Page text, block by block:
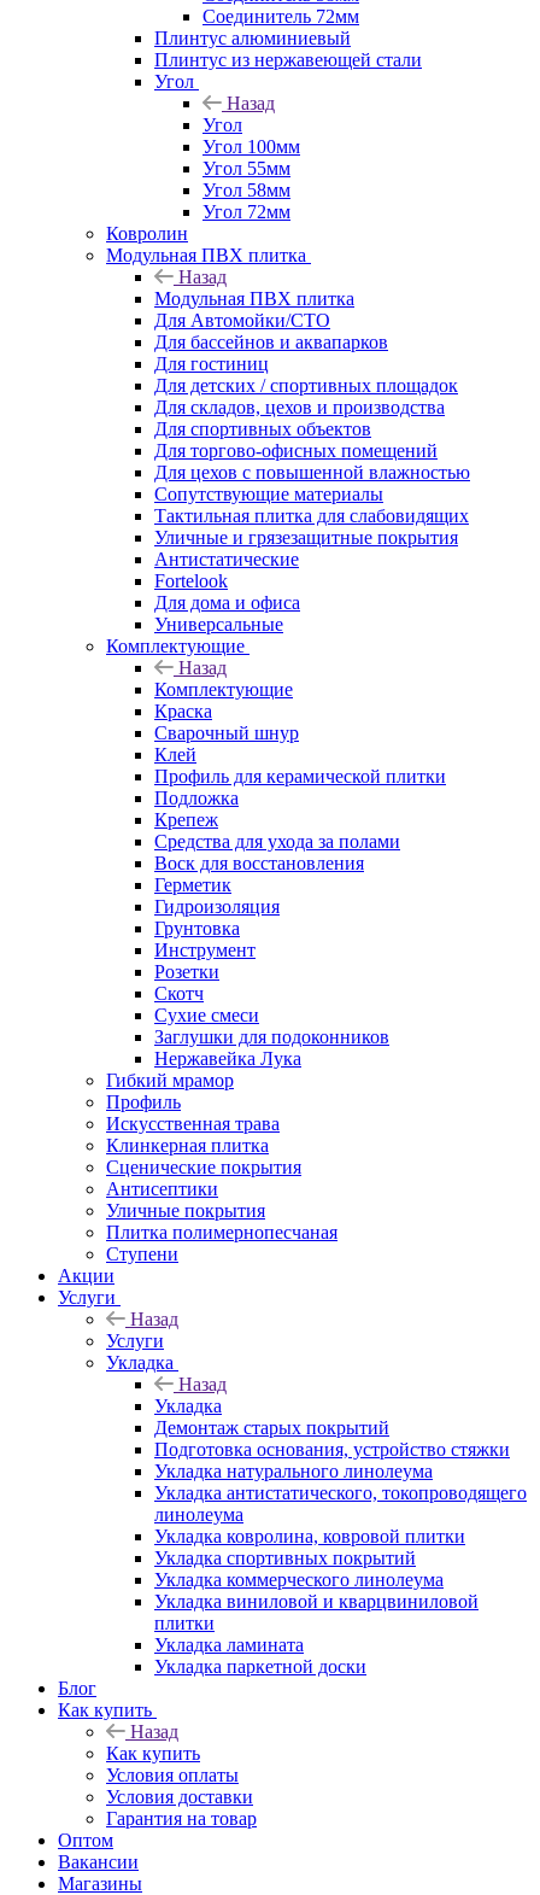
Соединитель 72мм
Плинтус алюминиевый
Плинтус из нержавеющей стали
Угол
Назад
Угол
Угол 100мм
Угол 55мм
Угол 58мм
Угол 72мм
Ковролин
Модульная ПВХ плитка
Назад
Модульная ПВХ плитка
Для Автомойки/СТО
Для бассейнов и аквапарков
Для гостиниц
Для детских / спортивных площадок
Для складов, цехов и производства
Для спортивных объектов
Для торгово-офисных помещений
Для цехов с повышенной влажностью
Сопутствующие материалы
Тактильная плитка для слабовидящих
Уличные и грязезащитные покрытия
Антистатические
Fortelook
Для дома и офиса
Универсальные
Комплектующие
Назад
Комплектующие
Краска
Сварочный шнур
Клей
Профиль для керамической плитки
Подложка
Крепеж
Средства для ухода за полами
Воск для восстановления
Герметик
Гидроизоляция
Грунтовка
Инструмент
Розетки
Скотч
Сухие смеси
Заглушки для подоконников
Нержавейка Лука
Гибкий мрамор
Профиль
Искусственная трава
Клинкерная плитка
Сценические покрытия
Антисептики
Уличные покрытия
Плитка полимернопесчаная
Ступени
Акции
Услуги
Назад
Услуги
Укладка
Назад
Укладка
Демонтаж старых покрытий
Подготовка основания, устройство стяжки
Укладка натурального линолеума
Укладка антистатического, токопроводящего
линолеума
Укладка ковролина, ковровой плитки
Укладка спортивных покрытий
Укладка коммерческого линолеума
Укладка виниловой и кварцвиниловой
плитки
Укладка ламината
Укладка паркетной доски
Блог
Как купить
Назад
Как купить
Условия оплаты
Условия доставки
Гарантия на товар
Оптом
Вакансии
Магазины